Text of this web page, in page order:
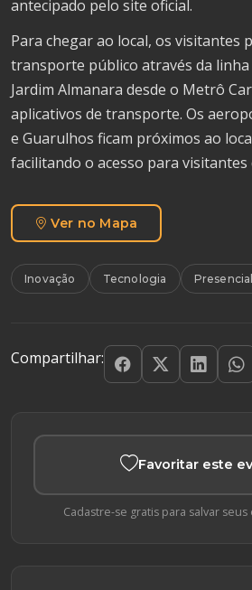
antecipado pelo site oficial.
Para chegar ao local, os visitantes
transporte público através da linha
Jardim Almanara desde o Metrô
aplicativos de transporte. Os
e Guarulhos ficam próximos ao
facilitando o acesso para visitantes
Ver no Mapa
Inovação Tecnologia Presencial
Compartilhar:
Favoritar este
Cadastre-se gratis para salvar